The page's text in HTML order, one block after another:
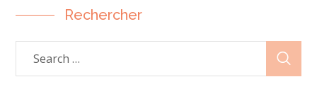
Rechercher